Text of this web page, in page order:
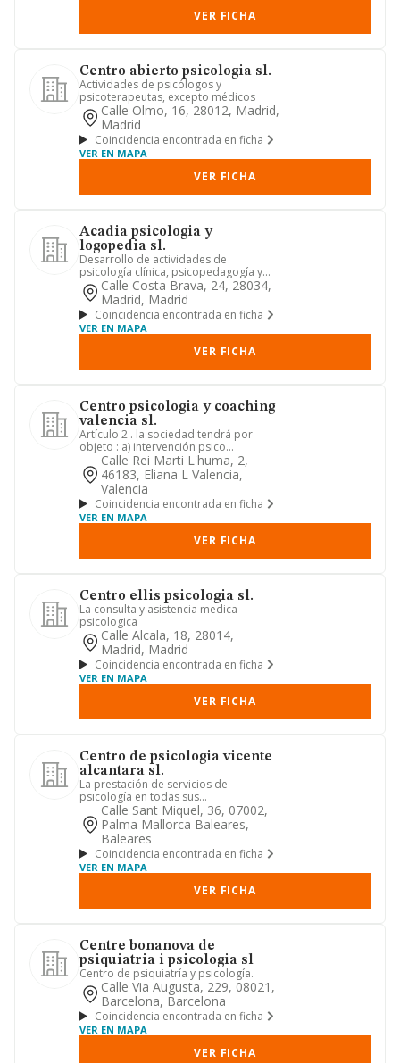
VER FICHA
Centro abierto psicologia sl.
Actividades de psicólogos y
psicoterapeutas, excepto médicos
Calle Olmo, 16, 28012, Madrid,
Madrid
Coincidencia encontrada en ficha
VER EN MAPA
VER FICHA
Acadia psicologia y
logopedia sl.
Desarrollo de actividades de
psicología clínica, psicopedagogía y
logopedia tanto en el campo del t...
Calle Costa Brava, 24, 28034,
Madrid, Madrid
Coincidencia encontrada en ficha
VER EN MAPA
VER FICHA
Centro psicologia y coaching
valencia sl.
Artículo 2 . la sociedad tendrá por
objeto : a) intervención psico
educativa, psicosocial, socio sa...
Calle Rei Marti L'huma, 2,
46183, Eliana L Valencia,
Valencia
Coincidencia encontrada en ficha
VER EN MAPA
VER FICHA
Centro ellis psicologia sl.
La consulta y asistencia medica
psicologica
Calle Alcala, 18, 28014,
Madrid, Madrid
Coincidencia encontrada en ficha
VER EN MAPA
VER FICHA
Centro de psicologia vicente
alcantara sl.
La prestación de servicios de
psicología en todas sus
especialidades, comprendiendo, entre
otros, l...
Calle Sant Miquel, 36, 07002,
Palma Mallorca Baleares,
Baleares
Coincidencia encontrada en ficha
VER EN MAPA
VER FICHA
Centre bonanova de
psiquiatria i psicologia sl
Centro de psiquiatría y psicología.
Calle Via Augusta, 229, 08021,
Barcelona, Barcelona
Coincidencia encontrada en ficha
VER EN MAPA
VER FICHA